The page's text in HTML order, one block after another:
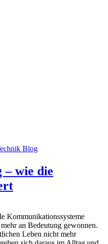
Blog
– wie die
Kommunikationssysteme
an Bedeutung gewonnen.
Leben nicht mehr